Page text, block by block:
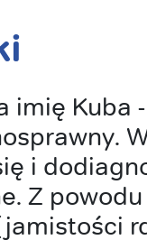
imię Kuba
i
Z